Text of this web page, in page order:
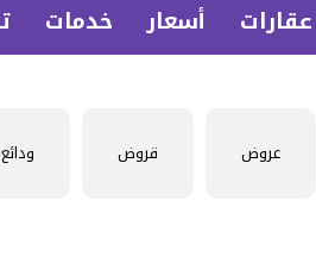
عقارات أسعار خدمات
عروض قروض ودائع